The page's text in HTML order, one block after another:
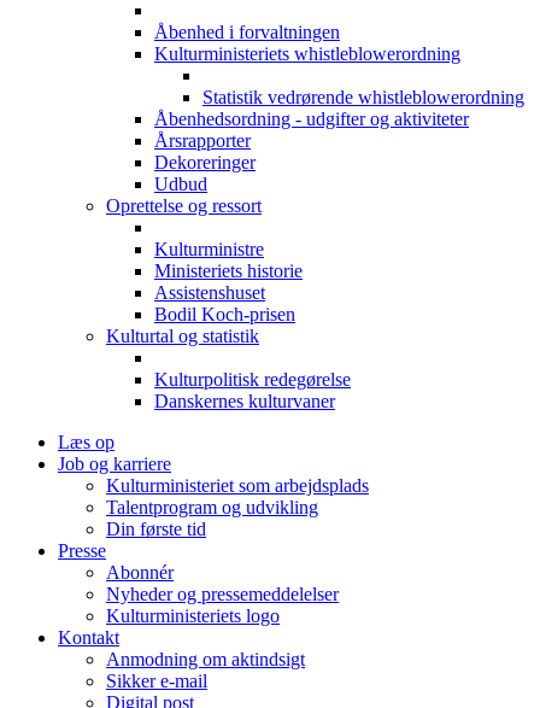
Åbenhed i forvaltningen
Kulturministeriets whistleblowerordning
Statistik vedrørende whistleblowerordning
Åbenhedsordning - udgifter og aktiviteter
Årsrapporter
Dekoreringer
Udbud
Oprettelse og ressort
Kulturministre
Ministeriets historie
Assistenshuset
Bodil Koch-prisen
Kulturtal og statistik
Kulturpolitisk redegørelse
Danskernes kulturvaner
Læs op
Job og karriere
Kulturministeriet som arbejdsplads
Talentprogram og udvikling
Din første tid
Presse
Abonnér
Nyheder og pressemeddelelser
Kulturministeriets logo
Kontakt
Anmodning om aktindsigt
Sikker e-mail
Digital post